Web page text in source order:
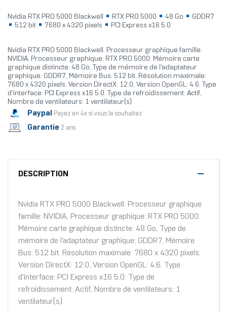
Nvidia RTX PRO 5000 Blackwell RTX PRO 5000 48 Go
GDDR7
512 bit
7680 x 4320 pixels PCI Express x16 5.0
Nvidia RTX PRO 5000 Blackwell. Processeur graphique famille:
NVIDIA, Processeur graphique: RTX PRO 5000. Mémoire carte
graphique distincte: 48 Go, Type de mémoire de l'adaptateur
graphique: GDDR7, Mémoire Bus: 512 bit. Résolution maximale:
7680 x 4320 pixels. Version DirectX: 12.0, Version OpenGL: 4.6. Type
d'interface: PCI Express x16 5.0. Type de refroidissement: Actif,
Nombre de ventilateurs: 1 ventilateur(s)
Paypal Payez en 4x si vous le souhaitez
Garantie 2 ans
DESCRIPTION
Nvidia RTX PRO 5000 Blackwell. Processeur graphique
famille: NVIDIA, Processeur graphique: RTX PRO 5000.
Mémoire carte graphique distincte: 48 Go, Type de
mémoire de l'adaptateur graphique: GDDR7, Mémoire
Bus: 512 bit. Résolution maximale: 7680 x 4320 pixels.
Version DirectX: 12.0, Version OpenGL: 4.6. Type
d'interface: PCI Express x16 5.0. Type de
refroidissement: Actif, Nombre de ventilateurs: 1
ventilateur(s)